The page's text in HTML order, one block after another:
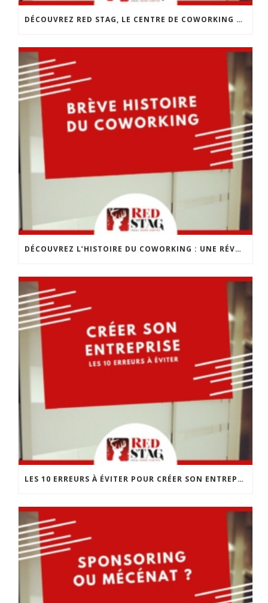
DÉCOUVREZ RED STAG, LE CENTRE DE COWORKING DE CHOLET
DÉCOUVREZ L’HISTOIRE DU COWORKING : UNE RÉVOLUTION DANS LE MONDE DU TRAVAIL
LES 10 ERREURS À ÉVITER POUR CRÉER SON ENTREPRISE